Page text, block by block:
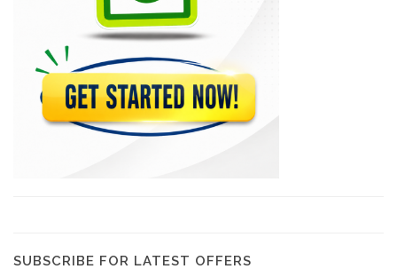
22019
Citi Bank
18683
SUBSCRIBE FOR LATEST OFFERS